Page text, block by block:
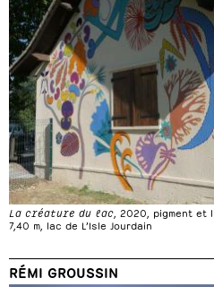
La créature du lac , 2020, pigment
7,40 m, lac de L’Isle Jourdain
RÉMI GROUSSIN